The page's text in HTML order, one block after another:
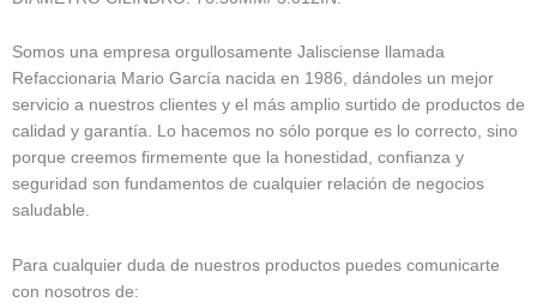
Somos una empresa orgullosamente Jalisciense llamada
Refaccionaria Mario García nacida en 1986, dándoles un mejor
servicio a nuestros clientes y el más amplio surtido de productos de
calidad y garantía. Lo hacemos no sólo porque es lo correcto, sino
porque creemos firmemente que la honestidad, confianza y
seguridad son fundamentos de cualquier relación de negocios
saludable.
Para cualquier duda de nuestros productos puedes comunicarte
con nosotros de: